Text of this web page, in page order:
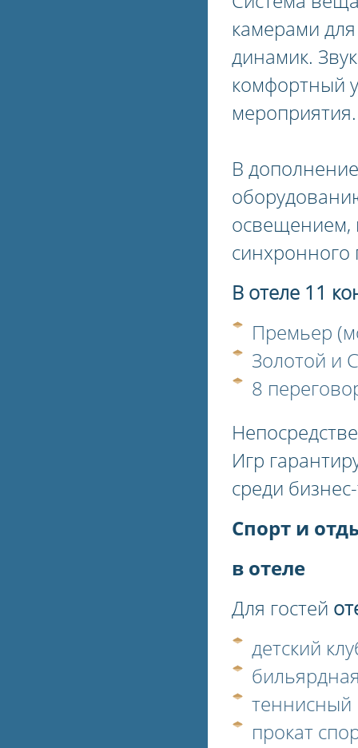
камерами
динамик.
комфортный
мероприятия.
В
освещением,
синхронного
В отеле 11
Премьер
Золотой и
8
Игр
среди
Спорт и
в отеле
Для гостей
детский
теннисный
прокат